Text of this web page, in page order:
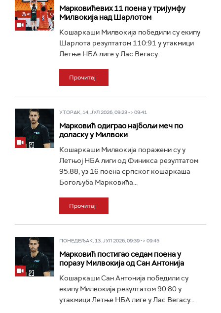
Марковићевих 11 поена у тријумфу
Милвокија над Шарлотом
Кошаркаши Милвокија победили су екипу
Шарлота резултатом 110:91 у утакмици
Летње НБА лиге у Лас Вегасу...
Прочитај
УТОРАК, 14. ЈУЛ 2026, 09:23 -> 09:41
Марковић одиграо најбољи меч по
доласку у Милвоки
Кошаркаши Милвокија поражени су у
Летњој НБА лиги од Финикса резултатом
95:88, уз 16 поена српског кошаркаша
Богољуба Марковића...
Прочитај
ПОНЕДЕЉАК, 13. ЈУЛ 2026, 09:39 -> 09:45
Марковић постигао седам поена у
поразу Милвокија од Сан Антонија
Кошаркаши Сан Антонија победили су
екипу Милвокија резултатом 90:80 у
утакмици Летње НБА лиге у Лас Вегасу...